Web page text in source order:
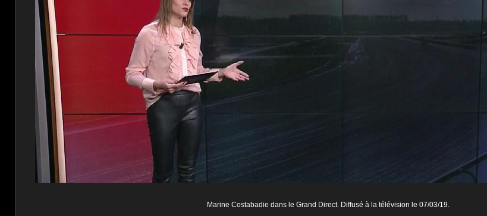
Marine Costabadie dans le Grand Direct. Diffusé à la télévision le 07/03/19.